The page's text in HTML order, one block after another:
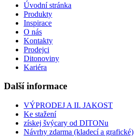
Úvodní stránka
Produkty
Inspirace
O nás
Kontakty
Prodejci
Ditonoviny
Kariéra
Další informace
VÝPRODEJ A II. JAKOST
Ke stažení
získej švýcary od DITONu
Návrhy zdarma (kladecí a grafické)